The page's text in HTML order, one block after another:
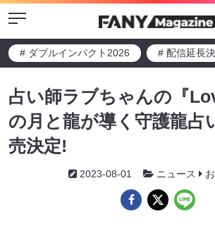
Menu
# ダブルインパクト2026 # 配信延長
占い師ラブちゃんの『
の月と龍が導く守護龍占
売決定!
2023-08-01 ニュース